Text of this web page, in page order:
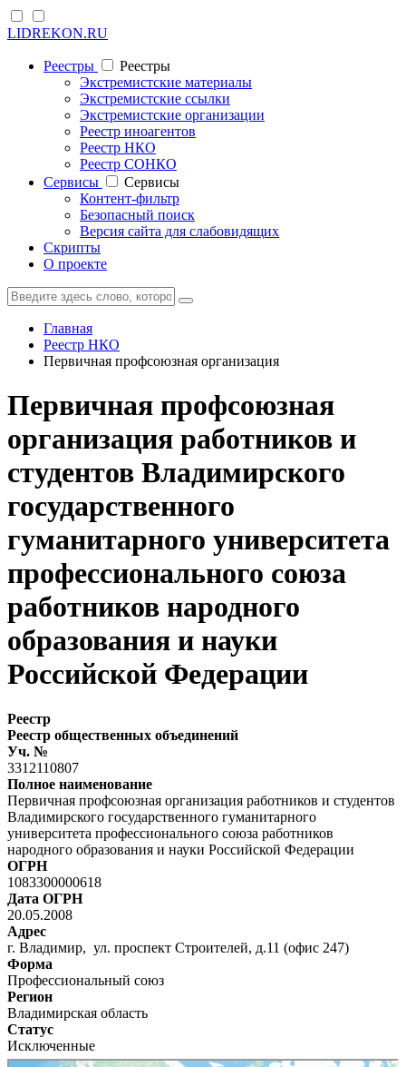
LIDREKON.RU
Реестры
Реестры
Экстремистские материалы
Экстремистские ссылки
Экстремистские организации
Реестр иноагентов
Реестр НКО
Реестр СОНКО
Cервисы
Cервисы
Контент-фильтр
Безопасный поиск
Версия сайта для слабовидящих
Скрипты
О проекте
Главная
Реестр НКО
Первичная профсоюзная организация
Первичная профсоюзная
организация работников и
студентов Владимирского
государственного
гуманитарного университета
профессионального союза
работников народного
образования и науки
Российской Федерации
Реестр
Реестр общественных объединений
Уч. №
3312110807
Полное наименование
Первичная профсоюзная организация работников и студентов
Владимирского государственного гуманитарного
университета профессионального союза работников
народного образования и науки Российской Федерации
ОГРН
1083300000618
Дата ОГРН
20.05.2008
Адрес
г. Владимир, ул. проспект Строителей, д.11 (офис 247)
Форма
Профессиональный союз
Регион
Владимирская область
Статус
Исключенные